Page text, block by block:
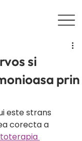
si
prin
este strans
corecta a